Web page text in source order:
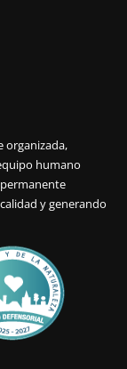
organizada,
humano
y generando